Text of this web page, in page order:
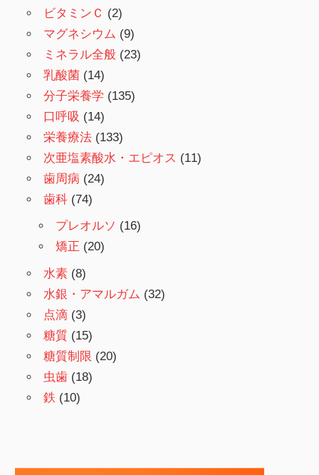
ビタミンＣ (2)
マグネシウム (9)
ミネラル全般 (23)
乳酸菌 (14)
分子栄養学 (135)
口呼吸 (14)
栄養療法 (133)
次亜塩素酸水・エピオス (11)
歯周病 (24)
歯科 (74)
プレオルソ (16)
矯正 (20)
水素 (8)
水銀・アマルガム (32)
点滴 (3)
糖質 (15)
糖質制限 (20)
虫歯 (18)
鉄 (10)